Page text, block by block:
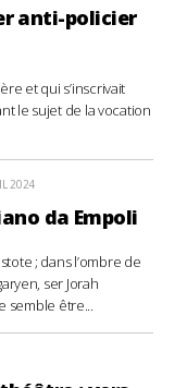
anti-policier
et qui s’inscrivait
le sujet de la vocation
2024
da Empoli
; dans l’ombre de
ser Jorah
semble être...